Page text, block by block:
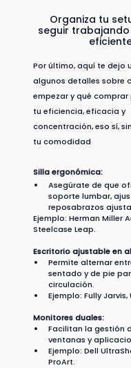
Organiza tu
seguir
Por último, aquí te dejo
algunos detalles sobre
empezar y qué
tu eficiencia, eficacia y
concentración, eso sí,
tu comodidad
Silla ergonómica:
Asegúrate de que
soporte lumbar,
reposabrazos
Ejemplo: Herman Miller
Steelcase Leap.
Escritorio ajustable en
Permite alternar
sentado y de pie
circulación.
Ejemplo: Fully
Monitores duales:
Facilitan la gestión
ventanas y
Ejemplo: Dell
ProArt.